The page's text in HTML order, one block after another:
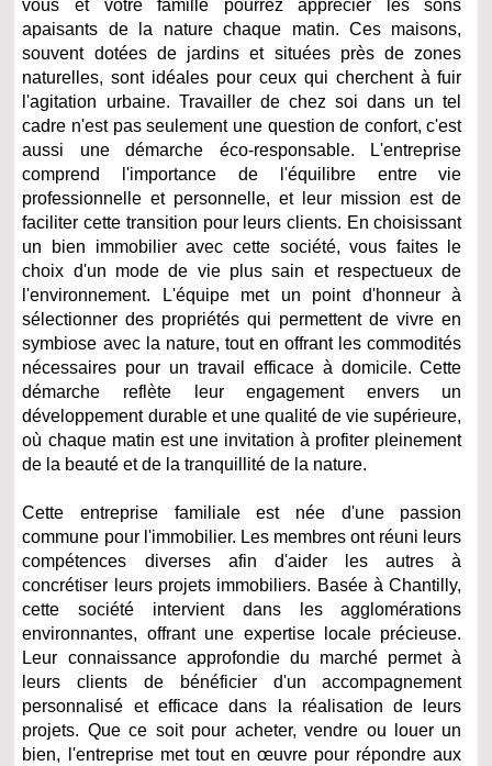
vous et votre famille pourrez apprécier les sons
apaisants de la nature chaque matin. Ces maisons,
souvent dotées de jardins et situées près de zones
naturelles, sont idéales pour ceux qui cherchent à fuir
l'agitation urbaine. Travailler de chez soi dans un tel
cadre n'est pas seulement une question de confort, c'est
aussi une démarche éco-responsable. L'entreprise
comprend l'importance de l'équilibre entre vie
professionnelle et personnelle, et leur mission est de
faciliter cette transition pour leurs clients. En choisissant
un bien immobilier avec cette société, vous faites le
choix d'un mode de vie plus sain et respectueux de
l'environnement. L'équipe met un point d'honneur à
sélectionner des propriétés qui permettent de vivre en
symbiose avec la nature, tout en offrant les commodités
nécessaires pour un travail efficace à domicile. Cette
démarche reflète leur engagement envers un
développement durable et une qualité de vie supérieure,
où chaque matin est une invitation à profiter pleinement
de la beauté et de la tranquillité de la nature.
Cette entreprise familiale est née d'une passion
commune pour l'immobilier. Les membres ont réuni leurs
compétences diverses afin d'aider les autres à
concrétiser leurs projets immobiliers. Basée à Chantilly,
cette société intervient dans les agglomérations
environnantes, offrant une expertise locale précieuse.
Leur connaissance approfondie du marché permet à
leurs clients de bénéficier d'un accompagnement
personnalisé et efficace dans la réalisation de leurs
projets. Que ce soit pour acheter, vendre ou louer un
bien, l'entreprise met tout en œuvre pour répondre aux